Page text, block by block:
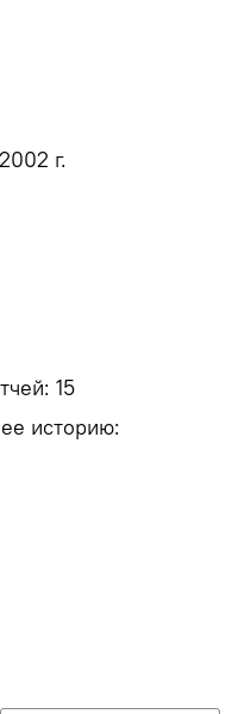
г.
15
историю: